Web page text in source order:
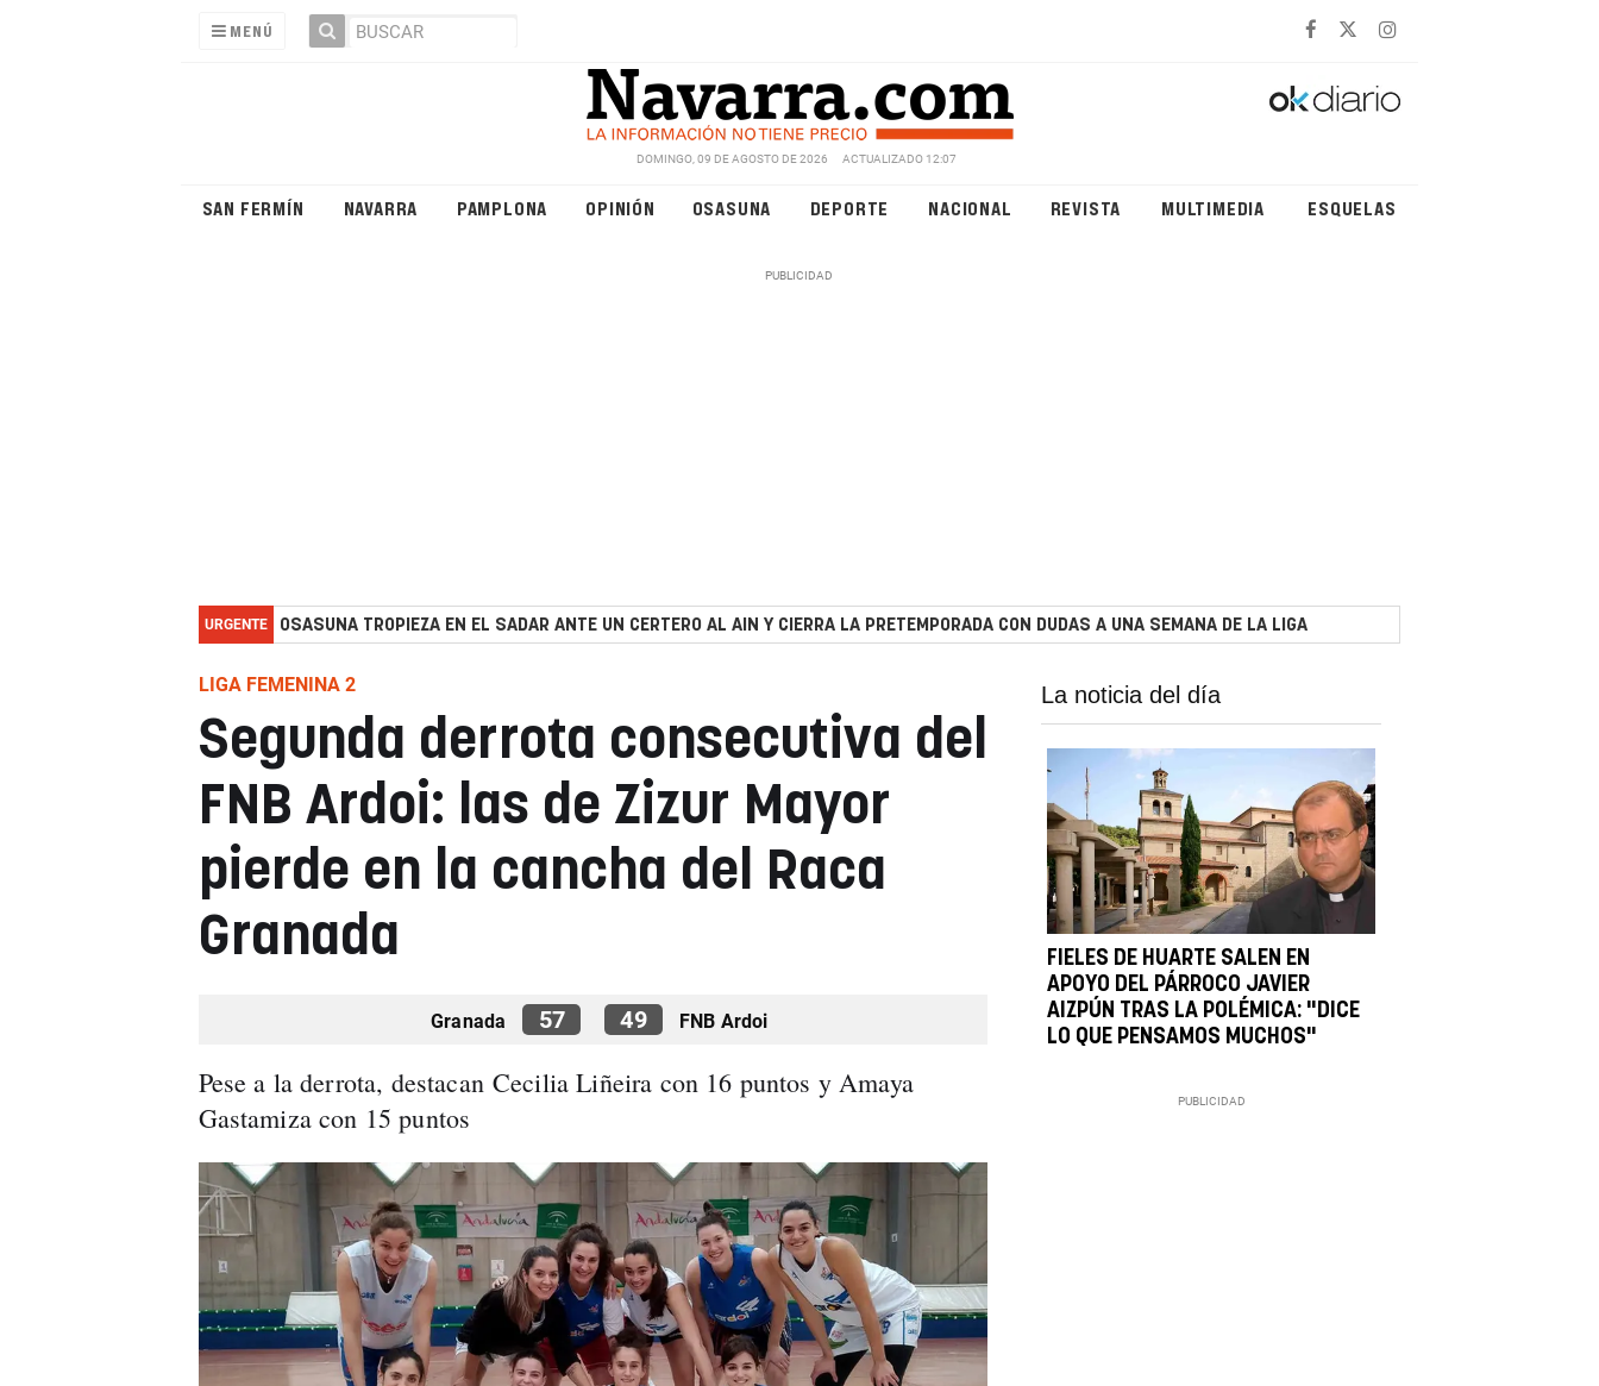
MENÚ
DOMINGO, 09 DE AGOSTO DE 2026 ACTUALIZADO 12:07
SAN FERMÍN NAVARRA PAMPLONA OPINIÓN OSASUNA DEPORTE NACIONAL REVISTA MULTIMEDIA ESQUELAS
URGENTE OSASUNA TROPIEZA EN EL SADAR ANTE UN CERTERO AL AIN Y CIERRA LA PRETEMPORADA CON DUDAS A UNA SEMANA DE LA LIGA
LIGA FEMENINA 2
Segunda derrota consecutiva del
FNB Ardoi: las de Zizur Mayor
pierde en la cancha del Raca
Granada
Granada 57 49 FNB Ardoi
Pese a la derrota, destacan Cecilia Liñeira con 16 puntos y Amaya
Gastamiza con 15 puntos
La noticia del día
FIELES DE HUARTE SALEN EN
APOYO DEL PÁRROCO JAVIER
AIZPÚN TRAS LA POLÉMICA: "DICE
LO QUE PENSAMOS MUCHOS"